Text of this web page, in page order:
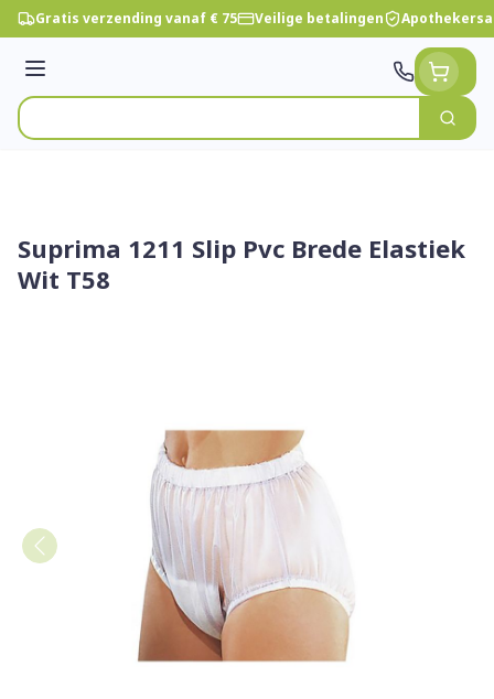
Ga naar de inhoud
Gratis verzending vanaf € 75 Veilige betalingen
Menu
Product, merk, categorie...
Zoek
Suprima 1211 Slip Pvc Brede Elastiek
Wit T58